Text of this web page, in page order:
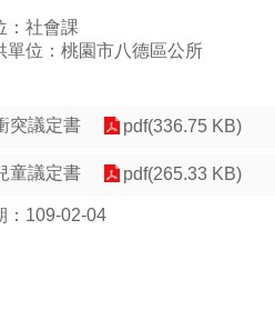
：社會課
單位：桃園市八德區公所
突議定書 pdf(336.75 KB)
童議定書 pdf(265.33 KB)
：109-02-04